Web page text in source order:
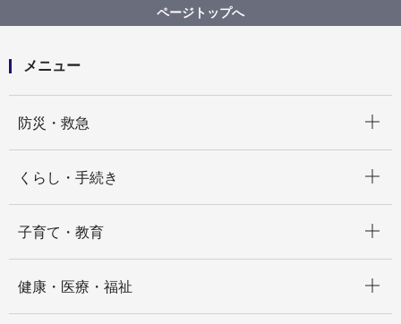
【結果掲載】【公募型プロポーザル方式】国民健康保
険特定健康診査・特定保健指導勧奨業務委託
ページトップへ
メニュー
防災・救急
くらし・手続き
子育て・教育
健康・医療・福祉